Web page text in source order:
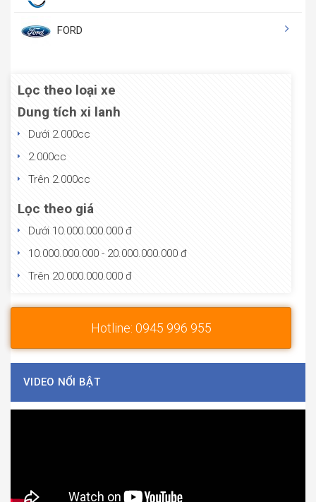
FORD
Lọc theo loại xe
Dung tích xi lanh
Dưới 2.000cc
2.000cc
Trên 2.000cc
Lọc theo giá
Dưới 10.000.000.000 đ
10.000.000.000 - 20.000.000.000 đ
Trên 20.000.000.000 đ
Hotline: 0945 996 955
VIDEO NỔI BẬT